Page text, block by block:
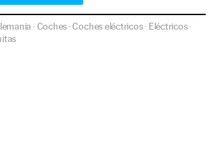
·Coches ·Coches eléctricos· Eléctricos·